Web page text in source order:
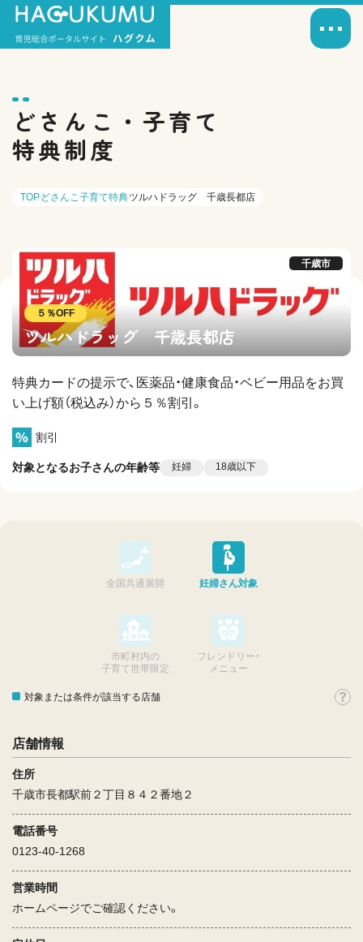
どさんこ・子育て
特典制度
TOPどさんこ子育て特典ツルハドラッグ 千歳長都店
千歳市
５％OFF
ツルハドラッグ 千歳長都店
特典カードの提示で、医薬品・健康食品・ベビー用品をお買
い上げ額（税込み）から５％割引。
割引
対象となるお子さんの年齢等 妊婦 18歳以下
全国共通展開 妊婦さん対象
市町村内の
子育て世帯限定
フレンドリー・
メニュー
対象または条件が該当する店舗
店舗情報
住所
千歳市長都駅前２丁目８４２番地２
電話番号
0123-40-1268
営業時間
ホームページでご確認ください。